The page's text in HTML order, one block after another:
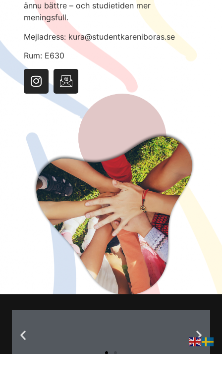
ännu bättre – och studietiden mer
meningsfull.
Mejladress: kura@studentkareniboras.se
Rum: E630